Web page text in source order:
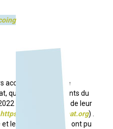
accompagnés d'une
quelques enseignants du
dans l’animation de leur
https://fresqueduclimat.org) .
les Conseillers ESF ont pu